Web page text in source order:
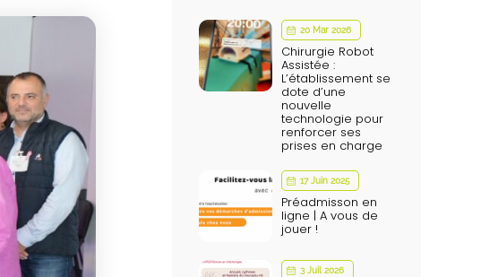
20 Mar 2026
Chirurgie Robot
Assistée :
L’établissement se
dote d’une
nouvelle
technologie pour
renforcer ses
prises en charge
17 Juin 2025
Préadmisson en
ligne | A vous de
jouer !
3 Juil 2026